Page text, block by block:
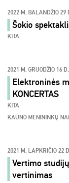
2022 M. BALANDŽIO 29
Šokio
KITA
2021 M. GRUODŽIO 16
Elektroninės
KONCERTAS
KITA
KAUNO MENININKŲ
2021 M. LAPKRIČIO 22
Vertimo
vertinimas